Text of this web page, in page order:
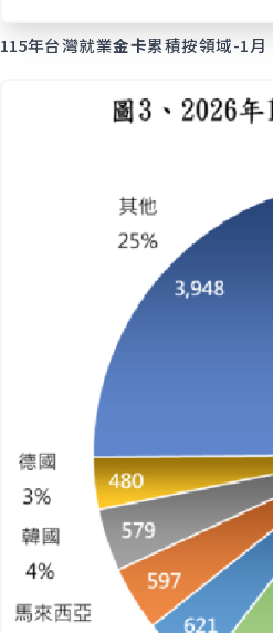
115年台灣就業金卡累積按領域-1月